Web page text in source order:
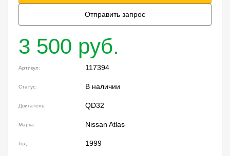
Отправить запрос
3 500 руб.
Артикул: 117394
Статус: В наличии
Двигатель: QD32
Марка: Nissan Atlas
Год: 1999